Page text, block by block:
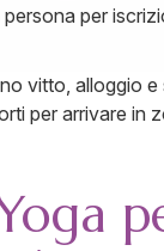
per
vitto, alloggio e
per arrivare in